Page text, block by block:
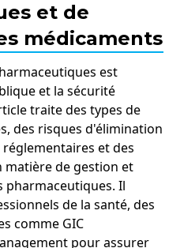
et de
médicaments
est
et la sécurité
traite des types de
des risques d'élimination
et des
matière de gestion et
pharmaceutiques. Il
de la santé, des
comme GIC
pour assurer